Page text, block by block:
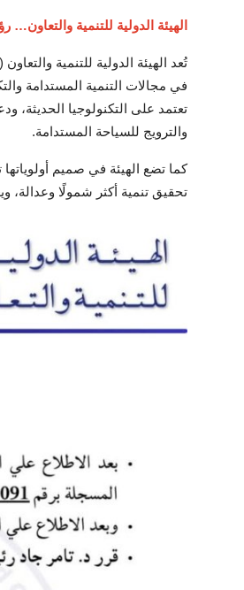
الهيئة الدولية للتنمية والتعاون…
في مجالات التنمية المستدامة
تعتمد على التكنولوجيا الحديثة،
والترويج للسياحة المستدامة.
كما تضع الهيئة في صميم
تحقيق تنمية أكثر شمولًا وعدالة،